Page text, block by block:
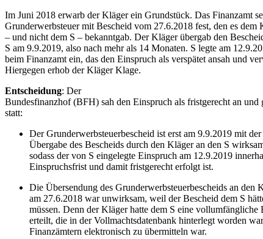
Im Juni 2018 erwarb der Kläger ein Grundstück. Das Finanzamt
Grunderwerbsteuer mit Bescheid vom 27.6.2018 fest, den es dem
– und nicht dem S – bekanntgab. Der Kläger übergab den
S am 9.9.2019, also nach mehr als 14 Monaten. S legte am
beim Finanzamt ein, das den Einspruch als verspätet ansah und
Hiergegen erhob der Kläger Klage.
Entscheidung: Der
Bundesfinanzhof (BFH) sah den Einspruch als fristgerecht an und
statt:
Der Grunderwerbsteuerbescheid ist erst am 9.9.2019 mit der
Übergabe des Bescheids durch den Kläger an den S
sodass der von S eingelegte Einspruch am 12.9.2019
Einspruchsfrist und damit fristgerecht erfolgt ist.
Die Übersendung des Grunderwerbsteuerbescheids an den
am 27.6.2018 war unwirksam, weil der Bescheid dem S
müssen. Denn der Kläger hatte dem S eine vollumfängliche
erteilt, die in der Vollmachtsdatenbank hinterlegt worden
Finanzämtern elektronisch zu übermitteln war.